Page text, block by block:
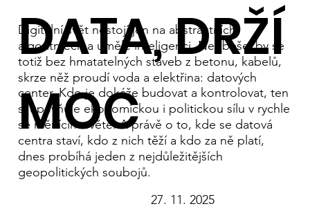
Digitální svět nestojí jen na abstraktních
algoritmech a umělé inteligenci. Neobešel by se
totiž bez hmatatelných staveb z betonu, kabelů,
skrze něž proudí voda a elektřina: datových
center. Kdo je dokáže budovat a kontrolovat, ten
si upevňuje ekonomickou i politickou sílu v rychle
se měnícím světě. A právě o to, kde se datová
centra staví, kdo z nich těží a kdo za ně platí,
dnes probíhá jeden z nejdůležitějších
geopolitických soubojů.
DATA, DRŽÍ
MOC
27. 11. 2025